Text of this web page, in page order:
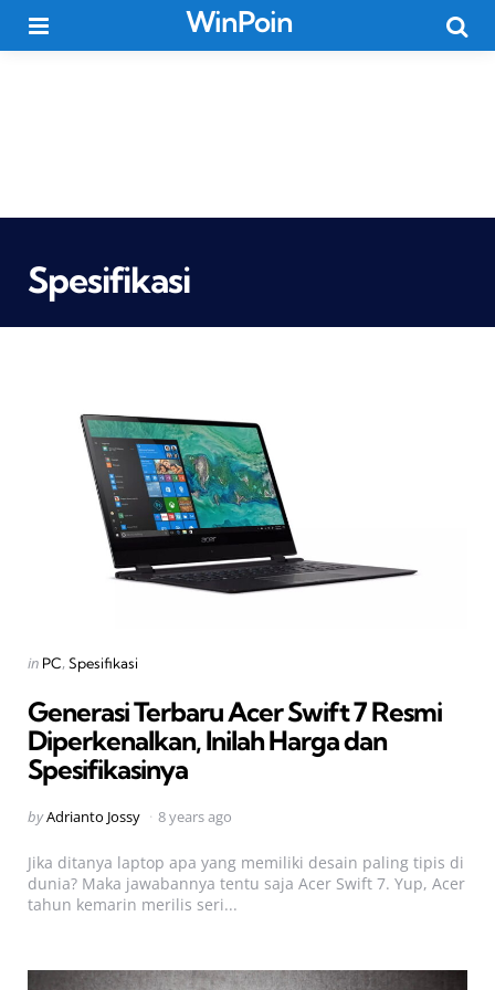
WinPoin
Spesifikasi
Categories
Posted
in PC Spesifikasi
Generasi Terbaru Acer Swift 7 Resmi
Diperkenalkan, Inilah Harga dan
Spesifikasinya
Posted
byAdrianto Jossy 8 years ago
Jika ditanya laptop apa yang memiliki desain paling tipis di
dunia? Maka jawabannya tentu saja Acer Swift 7. Yup, Acer
tahun kemarin merilis seri...